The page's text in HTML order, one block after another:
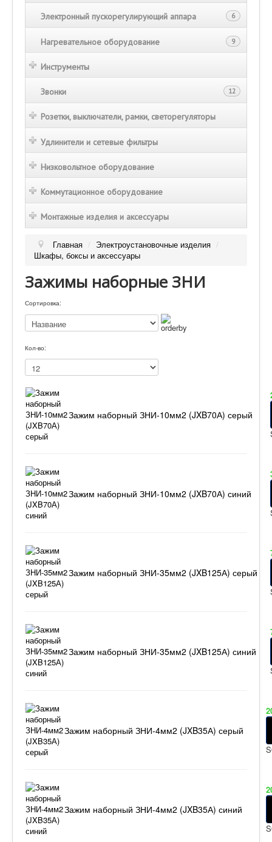
6
Электронный пускорегулирующий аппара
9
Нагревательное оборудование
Инструменты
12
Звонки
Розетки, выключатели, рамки, светорегуляторы
Удлинители и сетевые фильтры
Низковольтное оборудование
Коммутационное оборудование
Монтажные изделия и аксессуары
Главная / Электроустановочные изделия /
Шкафы, боксы и аксессуары
Зажимы наборные ЗНИ
Сортировка:
Кол-во:
Зажим наборный ЗНИ-10мм2 (JXB70А) серый
Зажим наборный ЗНИ-10мм2 (JXB70А) синий
Зажим наборный ЗНИ-35мм2 (JXB125А) серый
Зажим наборный ЗНИ-35мм2 (JXB125А) синий
Зажим наборный ЗНИ-4мм2 (JXB35А) серый
Зажим наборный ЗНИ-4мм2 (JXB35А) синий